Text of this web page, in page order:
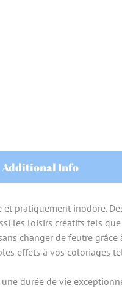
Additional Info
pratiquement inodore.
les loisirs créatifs tels
changer de feutre
effets à vos coloriages
une durée de vie